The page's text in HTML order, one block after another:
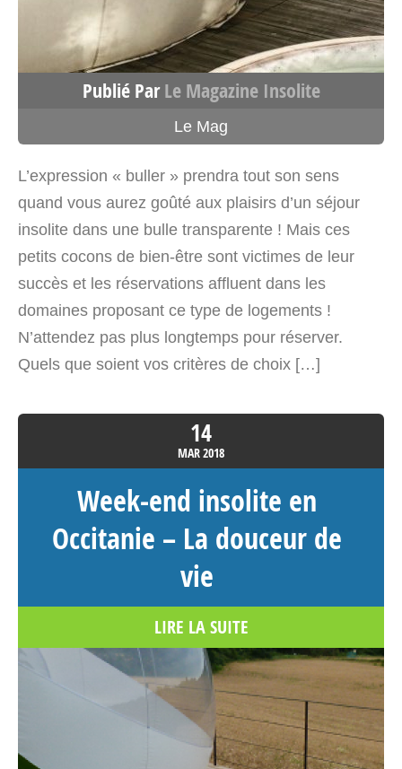
Voir sur la carte
4789.1 km
Yourte – Yourte Nouvelle-
Cuqueron Nouvelle-Aquitaine>Pyrénées-
Atlantiques 64360
Voir sur la carte
Itinéraire
L’ours des Pyrénées et Spa –
Tiny House Occitanie
24 chemin du Bourdalat
Poueyferré Occitanie>Hautes-
U Paliaghju – Cabanon Corse
Publié ParLe Magazine Insolite
Le Mag
L’expression « buller » prendra tout son sens
quand vous aurez goûté aux plaisirs d’un séjour
insolite dans une bulle transparente ! Mais ces
petits cocons de bien-être sont victimes de leur
succès et les réservations affluent dans les
domaines proposant ce type de logements !
N’attendez pas plus longtemps pour réserver.
Quels que soient vos critères de choix […]
14
MAR2018
Week-end insolite en
Occitanie – La douceur de
vie
LIRE LA SUITE